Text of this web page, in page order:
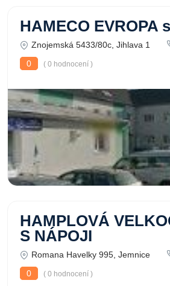
HAMECO EVROPA
Znojemská 5433/80c, Jihlava 1
0
( 0 hodnocení )
HAMPLOVÁ
S NÁPOJI
Romana Havelky 995, Jemnice
0
( 0 hodnocení )